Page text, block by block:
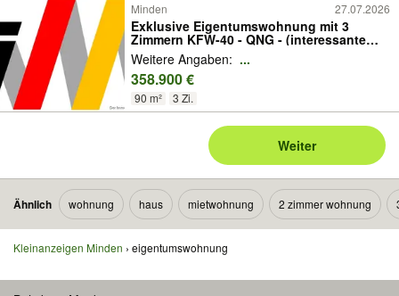
Minden
27.07.2026
Exklusive Eigentumswohnung mit 3
Zimmern KFW-40 - QNG - (interessante
steuerliche Abschreibung)!
Weitere Angaben: ...
358.900 €
90 m² 3 Zi.
Weiter
Ähnlich wohnung haus mietwohnung 2 zimmer wohnung
Kleinanzeigen Minden eigentumswohnung